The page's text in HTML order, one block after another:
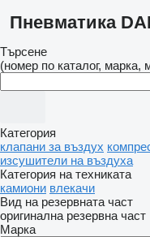
Пневматика
Търсене
(номер по каталог, марка,
Категория
клапани за въздух
изсушители на въздуха
Категория на техниката
камиони влекачи
Вид на резервната част
оригинална резервна част
Марка